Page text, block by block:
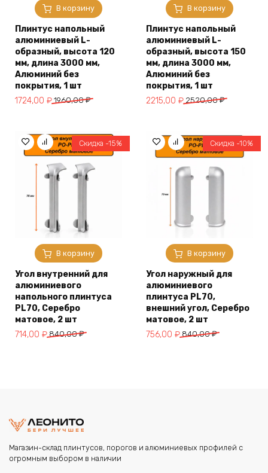
В корзину
Плинтус напольный
алюминиевый L-
образный, высота 120
мм, длина 3000 мм,
Алюминий без
покрытия, 1 шт
1960,00₽
Первоначальная
1960,00 ₽.
1724,00 ₽
Текущая
В корзину
Плинтус напольный
алюминиевый L-
образный, высота 150
мм, длина 3000 мм,
Алюминий без
покрытия, 1 шт
2520,00₽
Первоначальная
2520,00 ₽.
2215,00 ₽
Текущая
В корзину
Скидка -15%
Угол внутренний для
алюминиевого
напольного плинтуса
PL70, Серебро
матовое, 2 шт
840,00₽
Первоначальная
714,00 ₽
Текущая
В корзину
Скидка -10%
Угол наружный для
алюминиевого
плинтуса PL70,
внешний угол, Серебро
матовое, 2 шт
840,00₽
Первоначальная
756,00 ₽
Текущая
Магазин-склад плинтусов, порогов и алюминиевых профилей с
огромным выбором в наличии